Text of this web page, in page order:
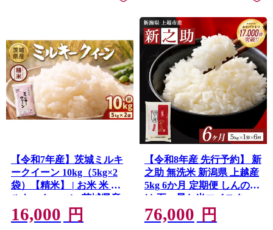
【令和7年産】茨城ミルキ
ークイーン 10kg（5kg×2
袋）【精米】 | お米 米 ミ
ルキークィーン 茨城県産
白米 もちもち お弁当 おに
ぎり
16,000 円
【令和8年産 先行予約】 新
之助 無洗米 新潟県 上越産
5kg 6か月 定期便 しんのす
け 五つ星お米マイスター
のいるお店 お米 精米 米 ご
飯 大黒屋商店
76,000 円